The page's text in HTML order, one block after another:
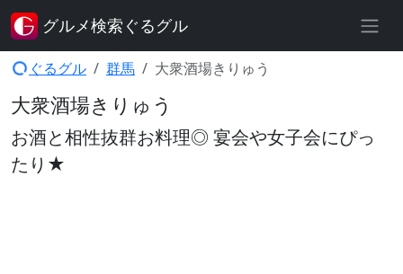
ぐるグル 群馬 大衆酒場きりゅう
大衆酒場きりゅう
お酒と相性抜群お料理◎ 宴会や女子会にぴっ
たり★
グルメ検索ぐるグル